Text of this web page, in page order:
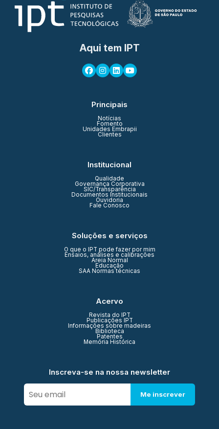
Aqui tem IPT
Principais
Notícias
Fomento
Unidades Embrapii
Clientes
Institucional
Qualidade
Governança Corporativa
SIC/Transparência
Documentos Institucionais
Ouvidoria
Fale Conosco
Soluções e serviços
O que o IPT pode fazer por mim
Ensaios, análises e calibrações
Areia Normal
Educação
SAA Normas técnicas
Acervo
Revista do IPT
Publicações IPT
Informações sobre madeiras
Biblioteca
Patentes
Memória Histórica
Inscreva-se na nossa newsletter
Me inscrever